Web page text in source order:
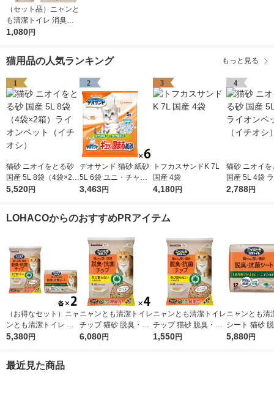
（セット品）ニャンと
も清潔トイレ 消臭プ
ロフェッショナル 猫
体270ml＋詰替240ml
1,080円
猫用品の人気ランキング もっと見る
1
猫砂 ニオイをとる砂
国産 5L 8袋（4袋×2
箱）ライオンペット
5,520円
2
デオサンド 猫砂 紙砂
5L 6袋 ユニ・チャー
ム まとめ買い
3,463円
3
トフカスサンドK 7L
国産 4袋
4,180円
4
猫砂 ニオイを
国産 5L 4袋
ペット（イチ
2,788円
LOHACOからのおすすめPRアイテム
（お得なセット）ニャ
ンとも清潔トイレ 脱
臭・抗菌チップ 大き
用 エステー
5,380円
ニャンとも清潔トイレ
チップ 猫砂 脱臭・抗
菌チップ 大きめの粒
6,080円
ニャンとも清潔トイレ
チップ 猫砂 脱臭・抗
菌チップ 大きめの粒
1,550円
ニャンとも清
シート 猫砂
菌シート 大
5,880円
最近見た商品